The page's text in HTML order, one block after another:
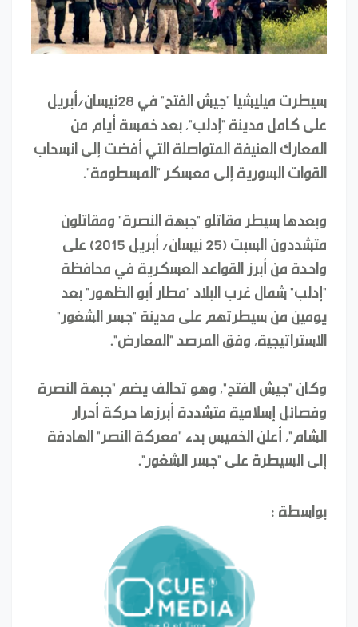
سيطرت ميليشيا "جيش الفتح" في 28نيسان/أبريل
على كامل مدينة "إدلب"، بعد خمسة أيام من
المعارك العنيفة المتواصلة التي أفضت إلى انسحاب
القوات السورية إلى معسكر "المسطومة".
وبعدها سيطر مقاتلو "جبهة النصرة" ومقاتلون
متشددون السبت (25 نيسان/ أبريل 2015) على
واحدة من أبرز القواعد العسكرية في محافظة
"إدلب" شمال غرب البلاد "مطار أبو الظهور" بعد
يومين من سيطرتهم على مدينة "جسر الشغور"
الاستراتيجية، وفق المرصد "المعارض".
وكان "جيش الفتح"، وهو تحالف يضم "جبهة النصرة
وفصائل إسلامية متشددة أبرزها حركة أحرار
الشام"، أعلن الخميس بدء "معركة النصر" الهادفة
إلى السيطرة على "جسر الشغور".
بواسطة :